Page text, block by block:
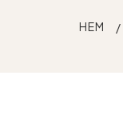
HEM